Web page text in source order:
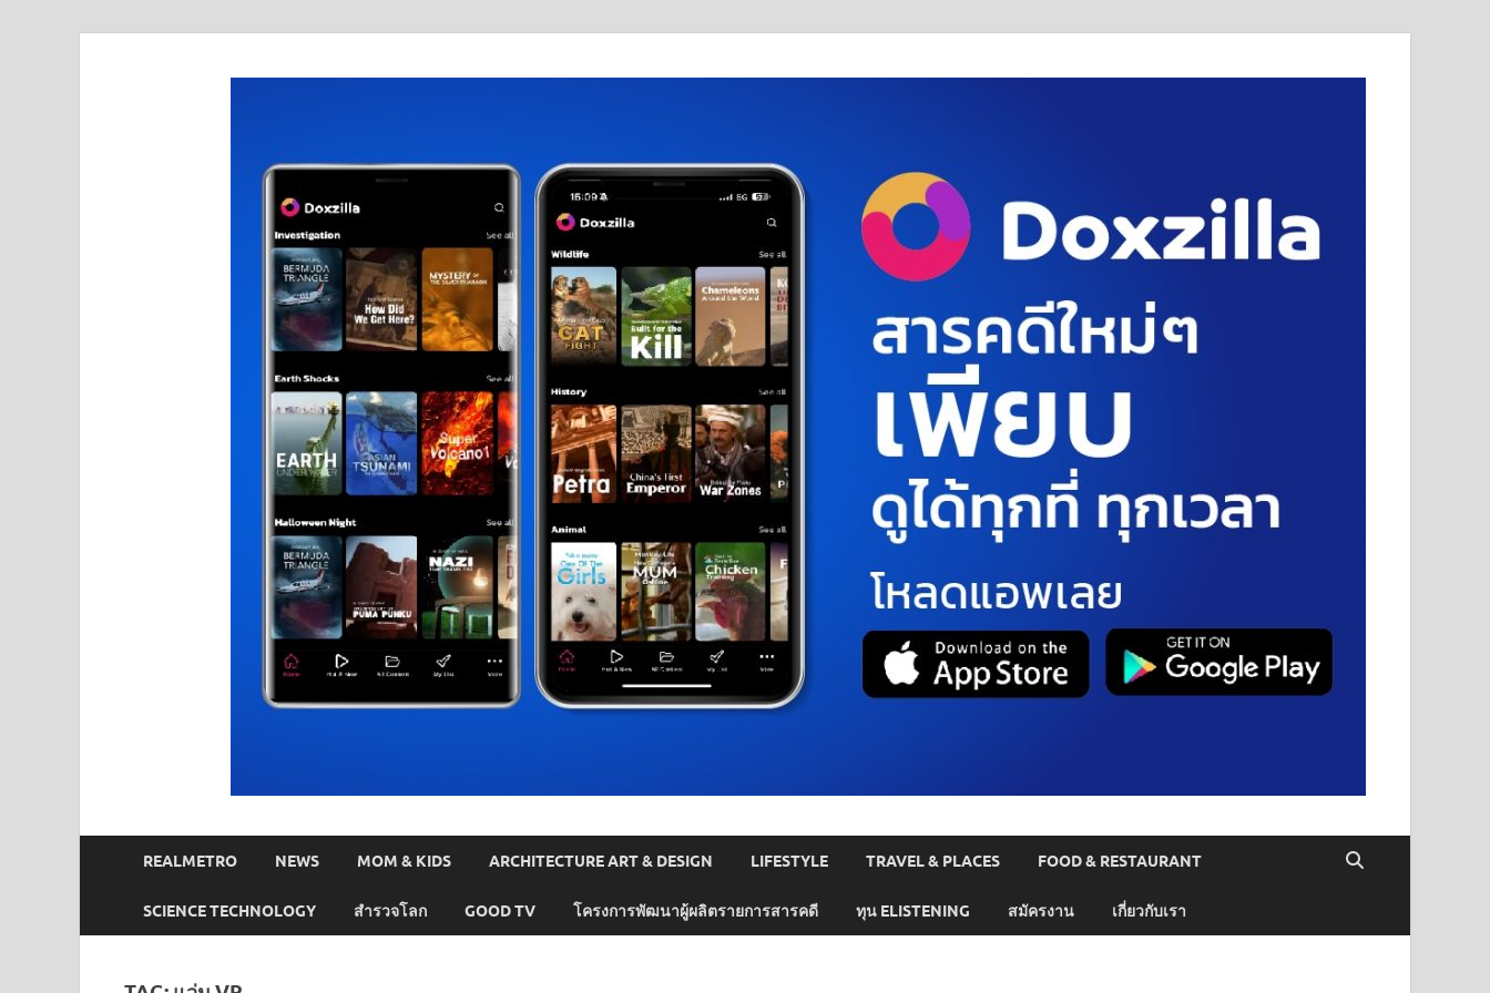
REALMETRO NEWS MOM & KIDS ARCHITECTURE ART & DESIGN LIFESTYLE TRAVEL & PLACES FOOD & RESTAURANT
SCIENCE TECHNOLOGY สำรวจโลก GOOD TV โครงการพัฒนาผู้ผลิตรายการสารคดี ทุน ELISTENING สมัครงาน เกี่ยวกับเรา